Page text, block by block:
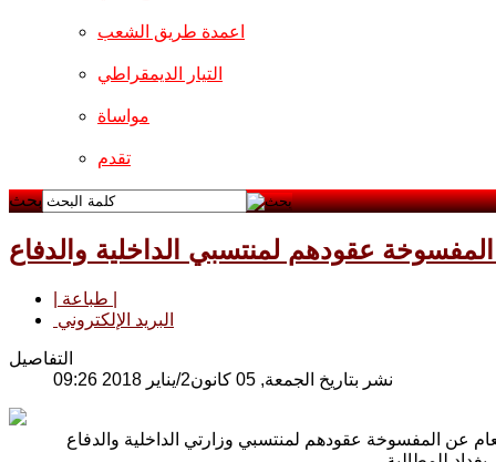
اعمدة طريق الشعب
التيار الديمقراطي
مواساة
تقدم
بحث
عقودهم لمنتسبي الداخلية والدفاع
البريد الإلكتروني
التفاصيل
نشر بتاريخ الجمعة, 05 كانون2/يناير 2018 09:26